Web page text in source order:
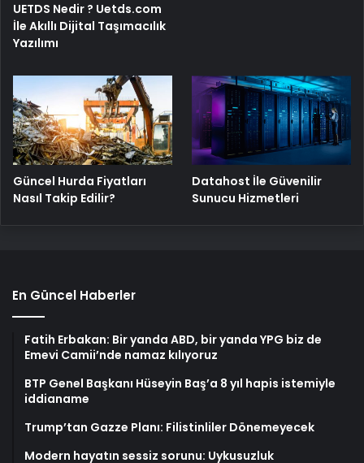
UETDS Nedir ? Uetds.com
İle Akıllı Dijital Taşımacılık
Yazılımı
Güncel Hurda Fiyatları
Nasıl Takip Edilir?
Datahost İle Güvenilir
Sunucu Hizmetleri
En Güncel Haberler
Fatih Erbakan: Bir yanda ABD, bir yanda YPG biz de
Emevi Camii’nde namaz kılıyoruz
BTP Genel Başkanı Hüseyin Baş’a 8 yıl hapis istemiyle
iddianame
Trump’tan Gazze Planı: Filistinliler Dönemeyecek
Modern hayatın sessiz sorunu: Uykusuzluk